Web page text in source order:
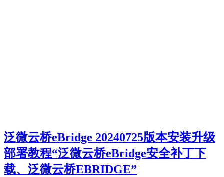
泛微云桥eBridge 20240725版本安装升级
部署教程“泛微云桥eBridge安全补丁下
载、泛微云桥EBRIDGE”